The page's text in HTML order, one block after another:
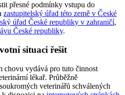
přesné podmínky vstupu do
zastupitelský úřad této země v České
úřad České republiky v zahraničí,
České republiky.
situaci řešit
chovu vydává pro tuto činnost
lékař. Průběžně
veterinářů schválených